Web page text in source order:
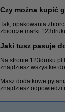
Czy można kupić
Tak, opakowania
zbiorcze marki
Jaki tusz pasuje
Na stronie 123druku.pl
znajdziesz wszystkie
Masz dodatkowe
znajdziesz odpowiedzi